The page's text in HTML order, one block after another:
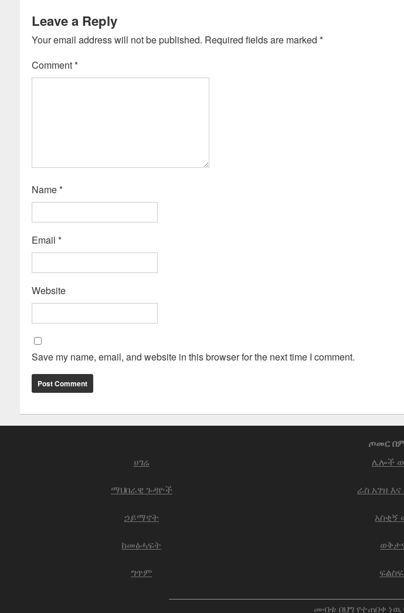
Leave a Reply
Your email address will not be published. Required fields are marked *
Comment*
Name*
Email *
Website
Save my name, email, and website in this browser for the next time I comment.
ጦመር
ሀገሬ
ሌሎች
ማህበራዊ ጉዳዮች ራስ አገዝ እና
ኃይማኖት አስቂኝ
ከመፅሓፍት
ግጥም
መብቱ በህግ የተጠበቀ ነዉ